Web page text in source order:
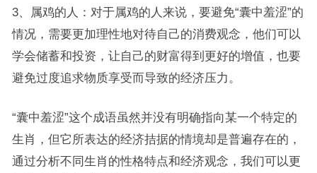
3、属鸡的人：对于属鸡的人来说，要避免“囊中羞涩”的
情况，需要更加理性地对待自己的消费观念，他们可以
学会储蓄和投资，让自己的财富得到更好的增值，也要
避免过度追求物质享受而导致的经济压力。
“囊中羞涩”这个成语虽然并没有明确指向某一个特定的
生肖，但它所表达的经济拮据的情境却是普遍存在的，
通过分析不同生肖的性格特点和经济观念，我们可以更